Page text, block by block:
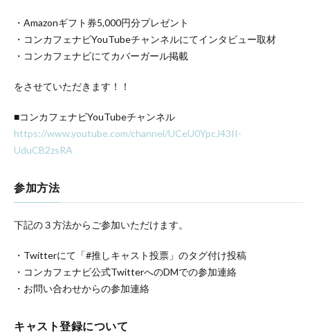
・Amazonギフト券5,000円分プレゼント
・コンカフェナビYouTubeチャンネルにてインタビュー取材
・コンカフェナビにてカバーガール掲載
をさせていただきます！！
■コンカフェナビYouTubeチャンネル
https://www.youtube.com/channel/UCeU0YpcJ43II-
UduCB2zsRA
参加方法
下記の３方法からご参加いただけます。
・Twitterにて「#推しキャスト投票」のタグ付け投稿
・コンカフェナビ公式TwitterへのDMでの参加連絡
・お問い合わせからの参加連絡
キャスト登録について